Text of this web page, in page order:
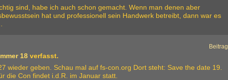
sind, habe ich auch schon gemacht. Wenn man denen aber
hat und professionell sein Handwerk betreibt, dann war es
18 verfasst.
Beitrag
wieder geben. Schau mal auf fs-con.org Dort steht: Save the date 19.
die Con findet i.d.R. im Januar statt.